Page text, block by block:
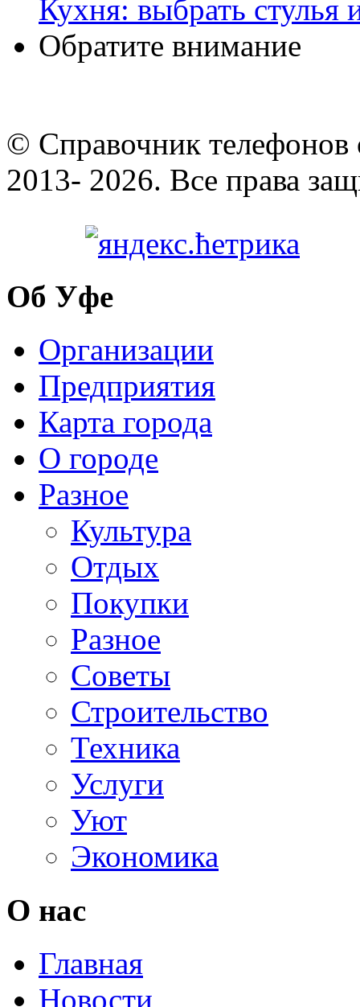
Кухня: выбрать стулья
Обратите внимание
© Cправочник телефонов
2013- 2026. Все права
Об Уфе
Организации
Предприятия
Карта города
О городе
Разное
Культура
Отдых
Покупки
Разное
Советы
Строительство
Техника
Услуги
Уют
Экономика
О нас
Главная
Новости